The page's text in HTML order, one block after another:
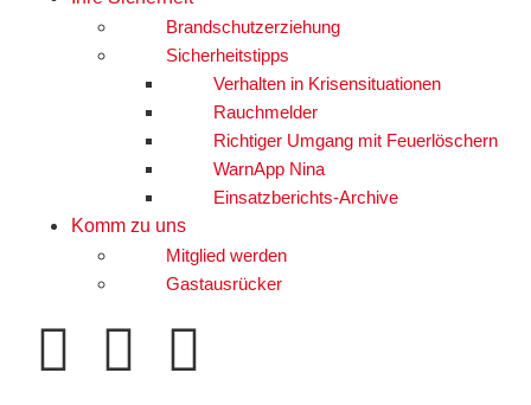
Brandschutzerziehung
Sicherheitstipps
Verhalten in Krisensituationen
Rauchmelder
Richtiger Umgang mit Feuerlöschern
WarnApp Nina
Einsatzberichts-Archive
Komm zu uns
Mitglied werden
Gastausrücker